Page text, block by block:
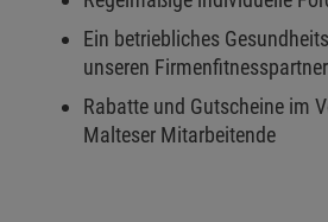
Ein betriebliches
unseren
Rabatte und Gutscheine im
Malteser Mitarbeitende